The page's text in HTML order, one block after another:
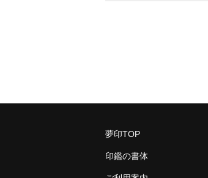
夢印TOP
印鑑の書体